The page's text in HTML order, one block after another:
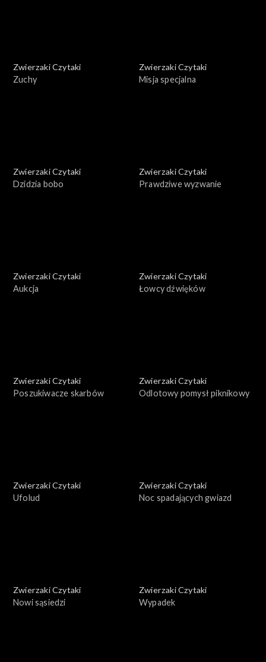
Zwierzaki Czytaki
Zuchy
Zwierzaki Czytaki
Misja specjalna
Zwierzaki Czytaki
Dzidzia bobo
Zwierzaki Czytaki
Prawdziwe wyzwanie
Zwierzaki Czytaki
Aukcja
Zwierzaki Czytaki
Łowcy dźwięków
Zwierzaki Czytaki
Poszukiwacze skarbów
Zwierzaki Czytaki
Odlotowy pomysł piknikowy
Zwierzaki Czytaki
Ufolud
Zwierzaki Czytaki
Noc spadających gwiazd
Zwierzaki Czytaki
Nowi sąsiedzi
Zwierzaki Czytaki
Wypadek